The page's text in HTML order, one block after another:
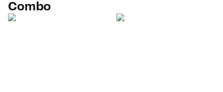
Combo